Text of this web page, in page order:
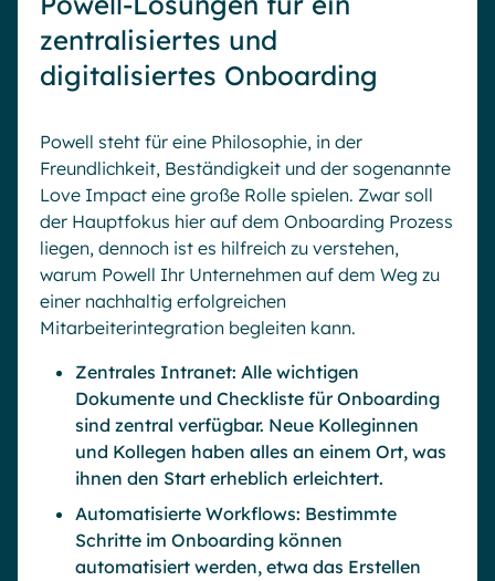
zentralisiertes und
digitalisiertes Onboarding
Powell steht für eine Philosophie, in der
Freundlichkeit, Beständigkeit und der sogenannte
Love Impact eine große Rolle spielen. Zwar soll
der Hauptfokus hier auf dem Onboarding Prozess
liegen, dennoch ist es hilfreich zu verstehen,
warum Powell Ihr Unternehmen auf dem Weg zu
einer nachhaltig erfolgreichen
Mitarbeiterintegration begleiten kann.
Zentrales Intranet: Alle wichtigen
Dokumente und Checkliste für Onboarding
sind zentral verfügbar. Neue Kolleginnen
und Kollegen haben alles an einem Ort, was
ihnen den Start erheblich erleichtert.
Automatisierte Workflows: Bestimmte
Schritte im Onboarding können
automatisiert werden, etwa das Erstellen